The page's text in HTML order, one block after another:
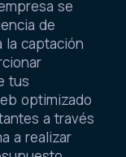
se
de
la captación
tus
optimizado
a través
a realizar